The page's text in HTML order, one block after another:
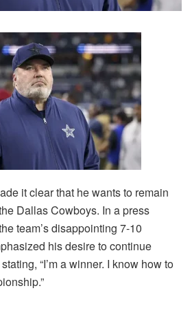
it clear that he wants to remain
Dallas Cowboys. In a press
team’s disappointing 7-10
his desire to continue
“I’m a winner. I know how to